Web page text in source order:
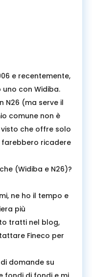
e recentemente,
con Widiba.
N26 (ma serve il
comune non è
che offre solo
farebbero ricadere
(Widiba e N26)?
ne ho il tempo e
più
tratti nel blog,
Fineco per
domande su